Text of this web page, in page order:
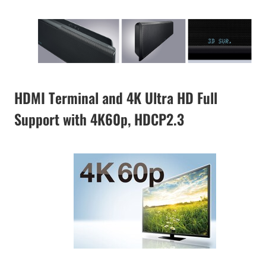
HDMI Terminal and 4K Ultra HD Full
Support with 4K60p, HDCP2.3